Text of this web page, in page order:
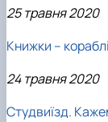
25 травня 2020
Книжки –
24 травня 2020
Студвиїзд.